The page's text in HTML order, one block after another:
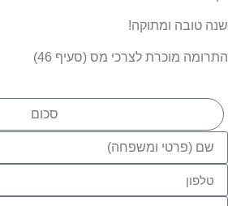
שנה טובה ומתוקה!
התרומה מוכרת לצרכי מס (סעיף 46)